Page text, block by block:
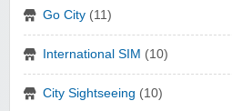
Go City (11)
International SIM (10)
City Sightseeing (10)